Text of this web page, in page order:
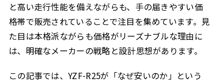
と高い走行性能を備えながらも、手の届きやすい価
格帯で販売されていることで注目を集めています。見
た目は本格派ながらも価格がリーズナブルな理由に
は、明確なメーカーの戦略と設計思想があります。
この記事では、YZF-R25が「なぜ安いのか」という